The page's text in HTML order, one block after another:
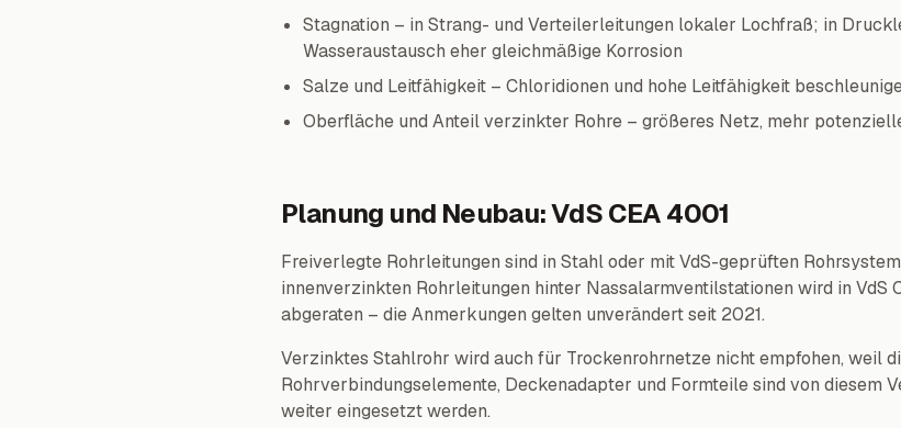
Stagnation – in Strang- und Verteilerleitungen lokaler Lochfraß; in
Wasseraustausch eher gleichmäßige Korrosion
Salze und Leitfähigkeit – Chloridionen und hohe Leitfähigkeit
Oberfläche und Anteil verzinkter Rohre – größeres Netz, mehr
Planung und Neubau: VdS CEA 4001
Freiverlegte Rohrleitungen sind in Stahl oder mit VdS-geprüften
innenverzinkten Rohrleitungen hinter Nassalarmventilstationen wird in VdS
abgeraten – die Anmerkungen gelten unverändert seit 2021.
Verzinktes Stahlrohr wird auch für Trockenrohrnetze nicht empfohen, weil
Rohrverbindungselemente, Deckenadapter und Formteile sind von diesem
weiter eingesetzt werden.